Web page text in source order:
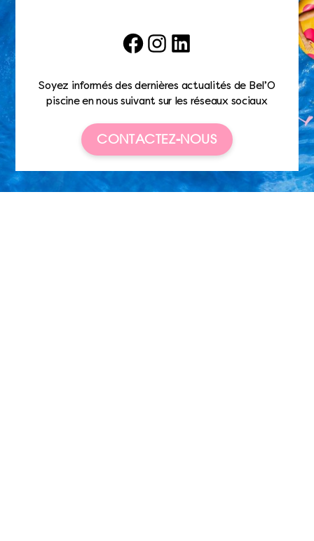
FacebookInstagramLinkedIn
Soyez informés des dernières actualités de Bel’O
piscine en nous suivant sur les réseaux sociaux
CONTACTEZ-NOUS